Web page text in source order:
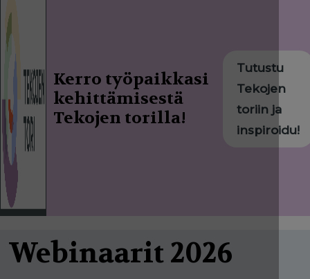
Kerro työpaikkasi
kehittämisestä
Tekojen torilla!
Tutustu
Tekojen
toriin ja
inspiroidu!
Webinaarit 2026